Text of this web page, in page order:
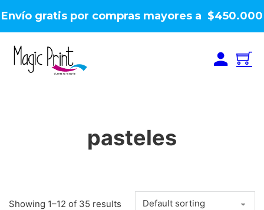
Envío gratis por compras mayores a $450.000
pasteles
Showing 1–12 of 35 results